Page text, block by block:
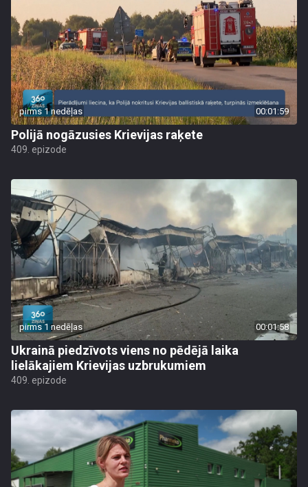
pirms 1 nedēļas 00:01:59
Polijā nogāzusies Krievijas raķete
409. epizode
pirms 1 nedēļas 00:01:58
Ukrainā piedzīvots viens no pēdējā laika
lielākajiem Krievijas uzbrukumiem
409. epizode